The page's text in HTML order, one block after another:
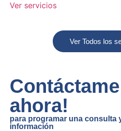
Ver servicios
Ver Todos los
Contáctame
ahora!
para programar una consulta
información
Enviar